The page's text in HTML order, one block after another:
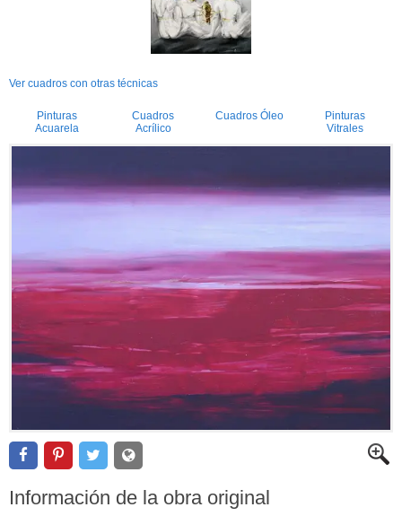
Ver cuadros con otras técnicas
Pinturas
Acuarela
Cuadros
Acrílico
Cuadros Óleo
Pinturas
Vitrales
Información de la obra original